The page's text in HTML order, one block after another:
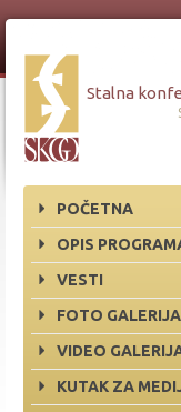
Stalna
POČETNA
OPIS
VESTI
FOTO GALERIJA
VIDEO
KUTAK ZA